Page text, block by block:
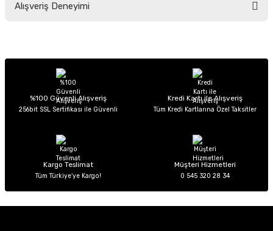
yetersiz gördüğünüz noktaları öneri formunu kullanarak tarafımıza
Ürün açıklamasında eksik bilgiler bulunuyor.
Ürün bilgilerinde hatalar bulunuyor.
Ürün fiyatı diğer sitelerden daha pahalı.
Alışveriş Deneyimi
Sitemize ilk yorumu siz yapın!
%100 Güvenli Alışveriş
256bit SSL Sertifikası ile Güvenli
Kredi Kartı ile Alışveriş
Tüm Kredi Kartlarına Özel Taksitler
Kargo Teslimat
Tüm Türkiye’ye Kargo!
Müşteri Hizmetleri
0 545 320 28 34